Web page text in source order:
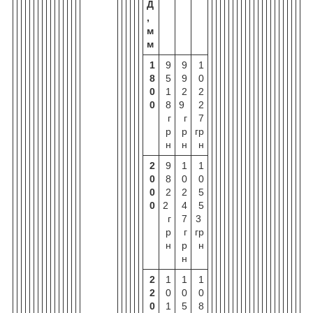
Д
,
м
м
1
8
0
0
9
5
1
8
г
р
н
9
9
2
9
г
р
н
1
0
2
2
7
гр
н
2
0
0
0
9
8
2
2
г
р
н
1
0
2
4
7
г
р
н
1
0
5
5
3
гр
н
2
2
0
1
0
1
1
0
5
1
0
8